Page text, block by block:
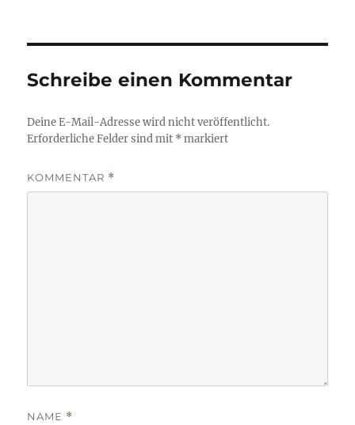
Schreibe einen Kommentar
Deine E-Mail-Adresse wird nicht veröffentlicht.
Erforderliche Felder sind mit *markiert
KOMMENTAR *
NAME *